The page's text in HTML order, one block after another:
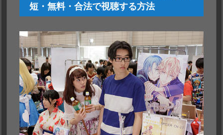
短・無料・合法で視聴する方法